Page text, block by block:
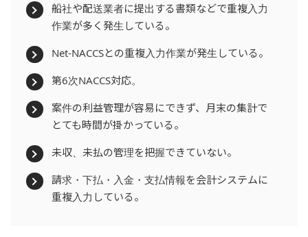
船社や配送業者に提出する書類などで重複入力
作業が多く発生している。
Net-NACCSとの重複入力作業が発生している。
第6次NACCS対応。
案件の利益管理が容易にできず、月末の集計で
とても時間が掛かっている。
未収、未払の管理を把握できていない。
請求・下払・入金・支払情報を会計システムに
重複入力している。